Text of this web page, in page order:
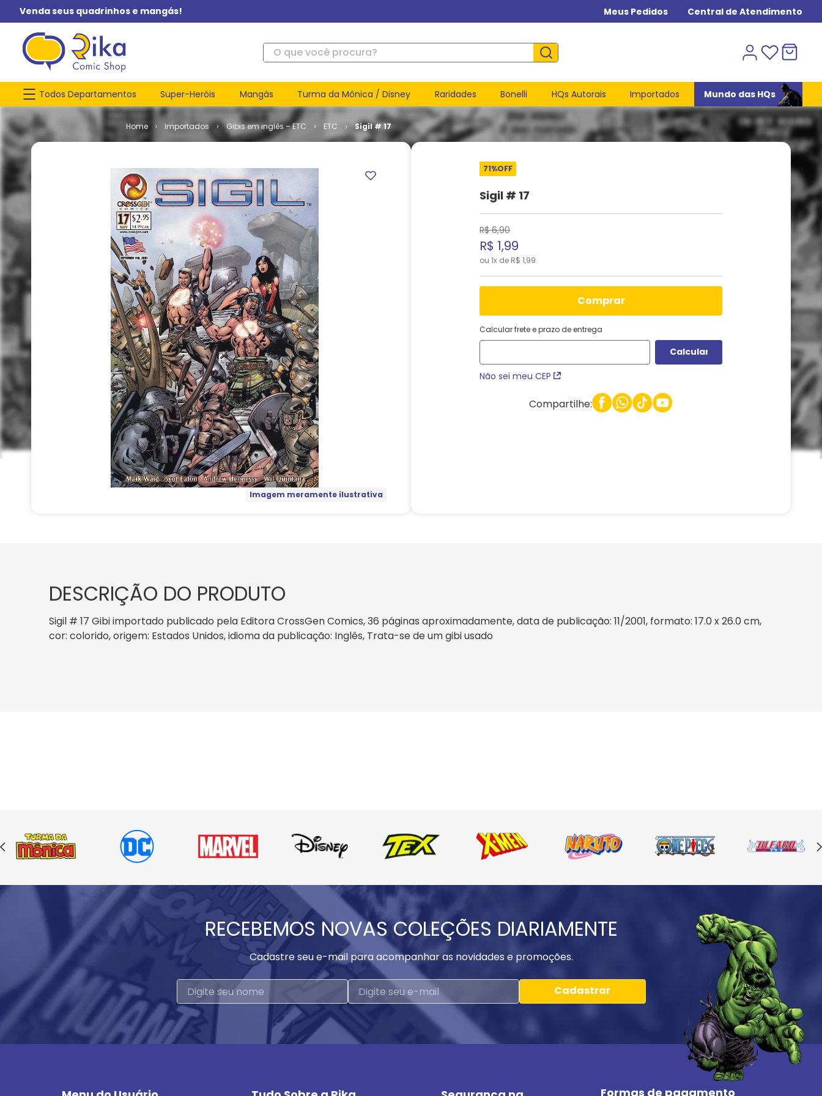
Venda seus quadrinhos e mangás! Meus Pedidos Central de Atendimento
O que você procura?
Todos Departamentos Super-Heróis Mangás Turma da Mônica / Disney Raridades Bonelli HQs Autorais Importados Mundo das HQs
Importados Gibis em inglês – ETC ETC Sigil # 17
Imagem meramente ilustrativa
71%OFF
Sigil # 17
R$ 6,90
R$ 1,99
ou 1x de R$ 1,99
comprar
Calcular frete e prazo de entrega
Não sei meu CEP
Compartilhe:
DESCRIÇÃO DO PRODUTO
Sigil # 17 Gibi importado publicado pela Editora CrossGen Comics, 36 páginas aproximadamente, data de publicação: 11/2001, formato: 17.0 x 26.0 cm,
cor: colorido, origem: Estados Unidos, idioma da publicação: Inglês, Trata-se de um gibi usado
RECEBEMOS NOVAS COLEÇÕES DIARIAMENTE
Cadastre seu e-mail para acompanhar as novidades e promoções.
Cadastrar
Formas de pagamento